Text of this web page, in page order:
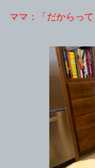
ママ：「だからっ